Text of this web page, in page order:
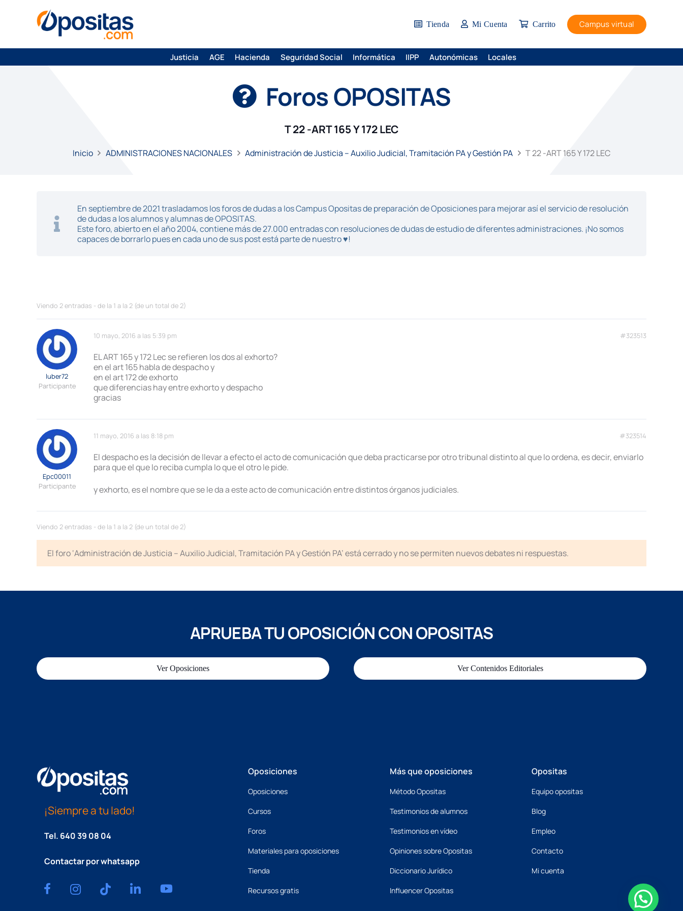
Tienda Mi Cuenta Carrito Campus virtual
Justicia AGE Hacienda Seguridad Social Informática IIPP Autonómicas Locales
Foros OPOSITAS
T 22 -ART 165 Y 172 LEC
Inicio ADMINISTRACIONES NACIONALES Administración de Justicia – Auxilio Judicial, Tramitación PA y Gestión PA T 22 -ART 165 Y 172 LEC
En septiembre de 2021 trasladamos los foros de dudas a los Campus Opositas de preparación de Oposiciones para mejorar así el servicio de resolución
de dudas a los alumnos y alumnas de OPOSITAS.
Este foro, abierto en el año 2004, contiene más de 27.000 entradas con resoluciones de dudas de estudio de diferentes administraciones. ¡No somos
capaces de borrarlo pues en cada uno de sus post está parte de nuestro ♥!
Viendo 2 entradas - de la 1 a la 2 (de un total de 2)
10 mayo, 2016 a las 5:39 pm #323513
luber72
Participante
EL ART 165 y 172 Lec se refieren los dos al exhorto?
en el art 165 habla de despacho y
en el art 172 de exhorto
que diferencias hay entre exhorto y despacho
gracias
11 mayo, 2016 a las 8:18 pm #323514
Epc00011
Participante
El despacho es la decisión de llevar a efecto el acto de comunicación que deba practicarse por otro tribunal distinto al que lo ordena, es decir, enviarlo
para que el que lo reciba cumpla lo que el otro le pide.
y exhorto, es el nombre que se le da a este acto de comunicación entre distintos órganos judiciales.
Viendo 2 entradas - de la 1 a la 2 (de un total de 2)
El foro ‘Administración de Justicia – Auxilio Judicial, Tramitación PA y Gestión PA’ está cerrado y no se permiten nuevos debates ni respuestas.
APRUEBA TU OPOSICIÓN CON OPOSITAS
Ver Oposiciones Ver Contenidos Editoriales
¡Siempre a tu lado!
Tel. 640 39 08 04
Contactar por whatsapp
Oposiciones
Oposiciones
Cursos
Foros
Materiales para oposiciones
Tienda
Recursos gratis
Más que oposiciones
Método Opositas
Testimonios de alumnos
Testimonios en vídeo
Opiniones sobre Opositas
Diccionario Jurídico
Influencer Opositas
Opositas
Equipo opositas
Blog
Empleo
Contacto
Mi cuenta